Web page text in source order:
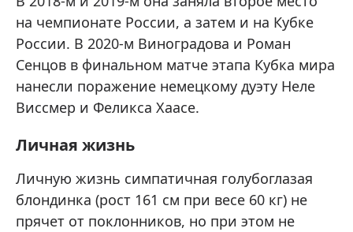
на чемпионате России, а затем и на Кубке
России. В 2020-м Виноградова и Роман
Сенцов в финальном матче этапа Кубка мира
нанесли поражение немецкому дуэту Неле
Виссмер и Феликса Хаасе.
Личная жизнь
Личную жизнь симпатичная голубоглазая
блондинка (рост 161 см при весе 60 кг) не
прячет от поклонников, но при этом не